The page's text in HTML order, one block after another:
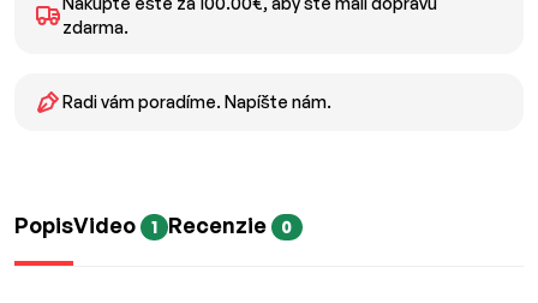
zdarma.
Radi vám poradíme. Napíšte nám.
PopisVideo 1 Recenzie 0